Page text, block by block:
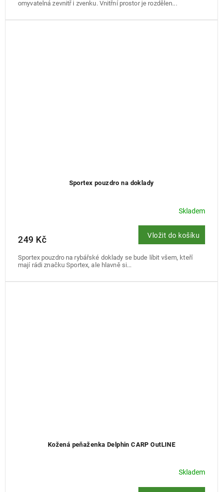
omyvatelná zevnitř i zvenku. Vnitřní prostor je rozdělen...
Sportex pouzdro na doklady
Skladem
249 Kč Vložit do košíku
Sportex pouzdro na rybářské doklady se bude líbit všem, kteří
mají rádi značku Sportex, ale hlavně si...
Kožená peňaženka Delphin CARP OutLINE
Skladem